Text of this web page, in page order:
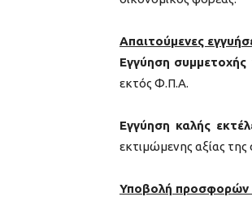
Απαιτούμενες
Εγγύηση συμμετοχής
εκτός Φ.Π.Α.
Εγγύηση καλής
εκτιμώμενης αξίας
Υποβολή προσφορών